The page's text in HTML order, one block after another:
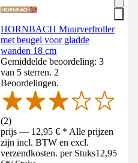
HORNBACH Muurverfroller
met beugel voor gladde
wanden 18 cm
Gemiddelde beoordeling: 3
van 5 sterren. 2
Beoordelingen.
(2)
prijs — 12,95 € * Alle prijzen
zijn incl. BTW en excl.
verzendkosten. per Stuks12,95